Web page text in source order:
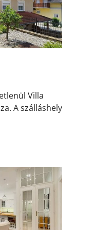
Villa
A szálláshely